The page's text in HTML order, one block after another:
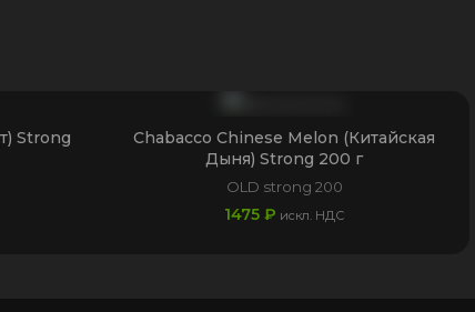
Strong
Chabacco Chinese Melon (Китайская
Дыня) Strong 200 г
OLD strong 200
1475₽ искл. НДС